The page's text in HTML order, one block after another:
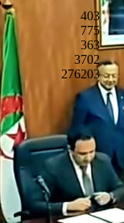
403
775
363
3702
276203